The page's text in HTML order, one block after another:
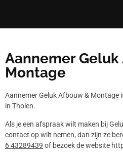
Aannemer
Montage
Aannemer Geluk Afbouw & Montage
in Tholen.
Als je een afspraak wilt maken bij
contact op wilt nemen, dan zijn ze
6 43289439 of bezoek de website